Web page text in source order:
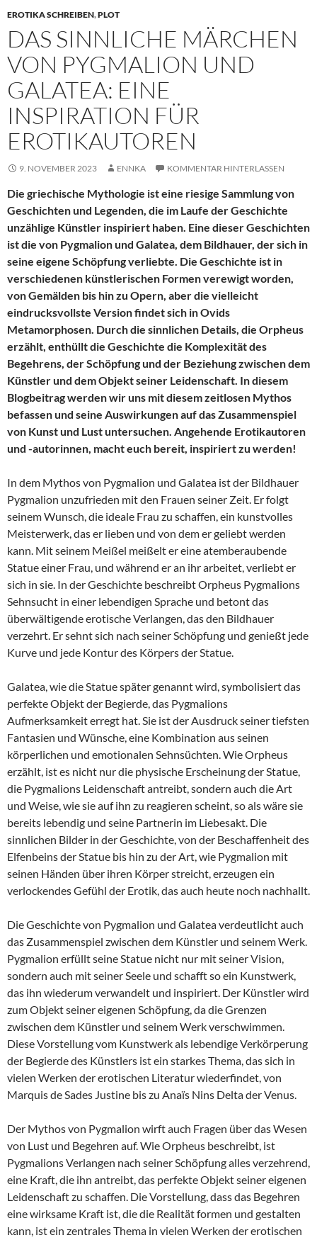
EROTIKA SCHREIBEN,PLOT
DAS SINNLICHE MÄRCHEN
VON PYGMALION UND
GALATEA: EINE
INSPIRATION FÜR
EROTIKAUTOREN
9. NOVEMBER 2023 ENNKA KOMMENTAR HINTERLASSEN
Die griechische Mythologie ist eine riesige Sammlung von
Geschichten und Legenden, die im Laufe der Geschichte
unzählige Künstler inspiriert haben. Eine dieser Geschichten
ist die von Pygmalion und Galatea, dem Bildhauer, der sich in
seine eigene Schöpfung verliebte. Die Geschichte ist in
verschiedenen künstlerischen Formen verewigt worden,
von Gemälden bis hin zu Opern, aber die vielleicht
eindrucksvollste Version findet sich in Ovids
Metamorphosen. Durch die sinnlichen Details, die Orpheus
erzählt, enthüllt die Geschichte die Komplexität des
Begehrens, der Schöpfung und der Beziehung zwischen dem
Künstler und dem Objekt seiner Leidenschaft. In diesem
Blogbeitrag werden wir uns mit diesem zeitlosen Mythos
befassen und seine Auswirkungen auf das Zusammenspiel
von Kunst und Lust untersuchen. Angehende Erotikautoren
und -autorinnen, macht euch bereit, inspiriert zu werden!
In dem Mythos von Pygmalion und Galatea ist der Bildhauer
Pygmalion unzufrieden mit den Frauen seiner Zeit. Er folgt
seinem Wunsch, die ideale Frau zu schaffen, ein kunstvolles
Meisterwerk, das er lieben und von dem er geliebt werden
kann. Mit seinem Meißel meißelt er eine atemberaubende
Statue einer Frau, und während er an ihr arbeitet, verliebt er
sich in sie. In der Geschichte beschreibt Orpheus Pygmalions
Sehnsucht in einer lebendigen Sprache und betont das
überwältigende erotische Verlangen, das den Bildhauer
verzehrt. Er sehnt sich nach seiner Schöpfung und genießt jede
Kurve und jede Kontur des Körpers der Statue.
Galatea, wie die Statue später genannt wird, symbolisiert das
perfekte Objekt der Begierde, das Pygmalions
Aufmerksamkeit erregt hat. Sie ist der Ausdruck seiner tiefsten
Fantasien und Wünsche, eine Kombination aus seinen
körperlichen und emotionalen Sehnsüchten. Wie Orpheus
erzählt, ist es nicht nur die physische Erscheinung der Statue,
die Pygmalions Leidenschaft antreibt, sondern auch die Art
und Weise, wie sie auf ihn zu reagieren scheint, so als wäre sie
bereits lebendig und seine Partnerin im Liebesakt. Die
sinnlichen Bilder in der Geschichte, von der Beschaffenheit des
Elfenbeins der Statue bis hin zu der Art, wie Pygmalion mit
seinen Händen über ihren Körper streicht, erzeugen ein
verlockendes Gefühl der Erotik, das auch heute noch nachhallt.
Die Geschichte von Pygmalion und Galatea verdeutlicht auch
das Zusammenspiel zwischen dem Künstler und seinem Werk.
Pygmalion erfüllt seine Statue nicht nur mit seiner Vision,
sondern auch mit seiner Seele und schafft so ein Kunstwerk,
das ihn wiederum verwandelt und inspiriert. Der Künstler wird
zum Objekt seiner eigenen Schöpfung, da die Grenzen
zwischen dem Künstler und seinem Werk verschwimmen.
Diese Vorstellung vom Kunstwerk als lebendige Verkörperung
der Begierde des Künstlers ist ein starkes Thema, das sich in
vielen Werken der erotischen Literatur wiederfindet, von
Marquis de Sades Justine bis zu Anaïs Nins Delta der Venus.
Der Mythos von Pygmalion wirft auch Fragen über das Wesen
von Lust und Begehren auf. Wie Orpheus beschreibt, ist
Pygmalions Verlangen nach seiner Schöpfung alles verzehrend,
eine Kraft, die ihn antreibt, das perfekte Objekt seiner eigenen
Leidenschaft zu schaffen. Die Vorstellung, dass das Begehren
eine wirksame Kraft ist, die die Realität formen und gestalten
kann, ist ein zentrales Thema in vielen Werken der erotischen